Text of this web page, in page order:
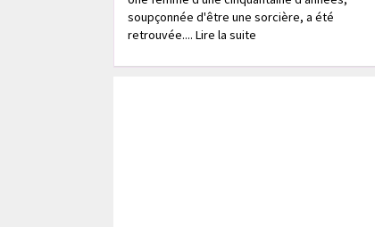
soupçonnée d'être une sorcière, a été
retrouvée.... Lire la suite